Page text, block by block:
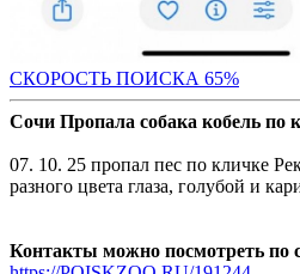
СКОРОСТЬ ПОИСКА 65%
Сочи Пропала собака кобель по
07. 10. 25 пропал пес по кличке
разного цвета глаза, голубой и
Контакты можно посмотреть по